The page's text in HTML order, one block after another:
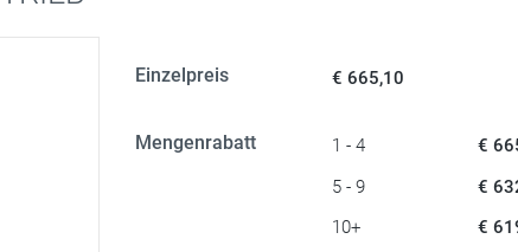
Einzelpreis € 665,10
Mengenrabatt 1 - 4
€
5 - 9
€
10+
€